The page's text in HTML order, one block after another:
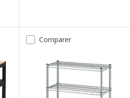
pin, 307x31x171 cm
Comparer